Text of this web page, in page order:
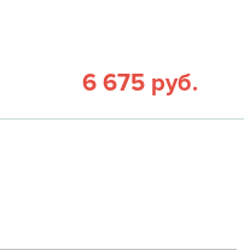
6 675 руб.